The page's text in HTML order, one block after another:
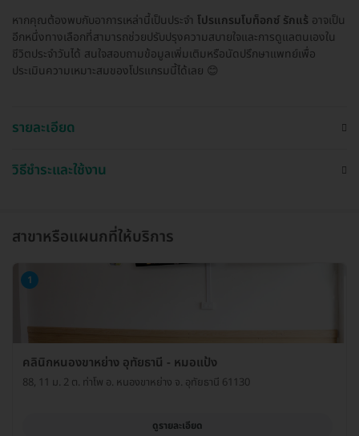
หากคุณต้องพบกับอาการเหล่านี้เป็นประจำ โปรแกรมโบท็อกซ์ รักแร้ อาจเป็น
อีกหนึ่งทางเลือกที่สามารถช่วยปรับปรุงความสบายใจและการดูแลตนเองใน
ชีวิตประจำวันได้ สนใจสอบถามข้อมูลเพิ่มเติมหรือนัดปรึกษาแพทย์เพื่อ
ประเมินความเหมาะสมของโปรแกรมนี้ได้เลย 😊
รายละเอียด
วิธีชำระและใช้งาน
สาขาหรือแผนกที่ให้บริการ
1
คลินิกหนองขาหย่าง อุทัยธานี - หมอแป้ง
88, 11 ม. 2 ต. ท่าโพ อ. หนองขาหย่าง จ. อุทัยธานี 61130
ดูรายละเอียด